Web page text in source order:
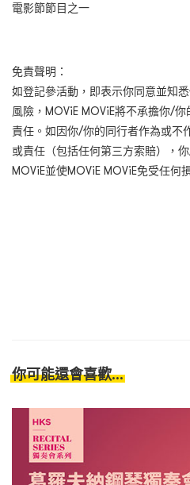
電影節節目之一
免責聲明：
如登記參活動，即表示你同意並知
風險，MOViE MOViE將不承擔你/
責任。如因你/你的同行者作為或不
或責任（包括任何第三方索賠），
MOViE並使MOViE MOViE免受任何
你可能還會喜歡...